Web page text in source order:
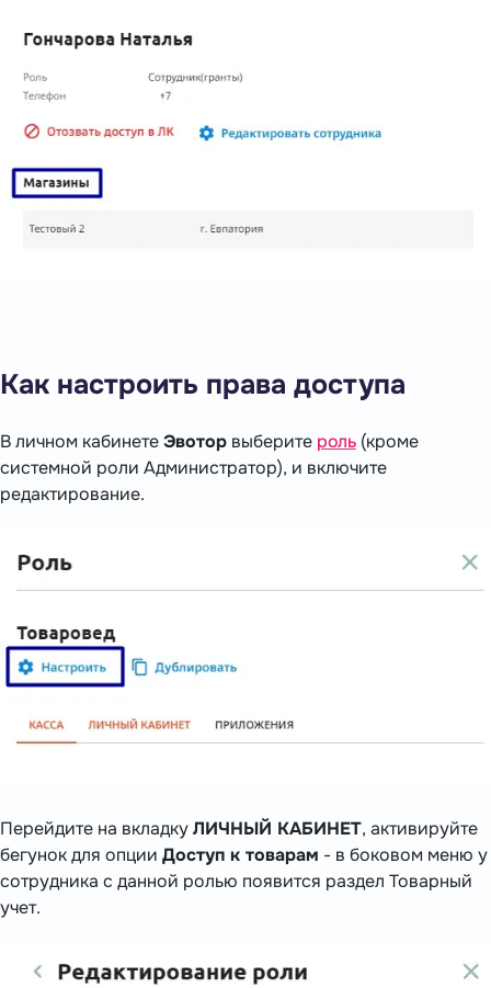
Как настроить права доступа
В личном кабинетеЭвотор выберите роль(кроме
системной роли Администратор), и включите
редактирование.
Перейдите на вкладкуЛИЧНЫЙ КАБИНЕТ, активируйте
бегунок для опции Доступ к товарам - в боковом меню у
сотрудника с данной ролью появится раздел Товарный
учет.